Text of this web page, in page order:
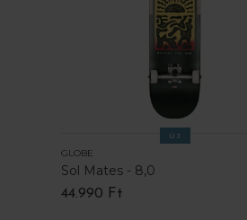
ÚJ
GLOBE
Sol Mates - 8,0
44.990 Ft